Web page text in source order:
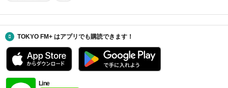
TOKYO FM+ はアプリでも購読できます！
Line